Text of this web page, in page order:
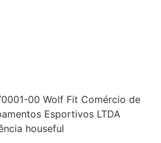
00 Wolf Fit Comércio de
Esportivos LTDA
houseful